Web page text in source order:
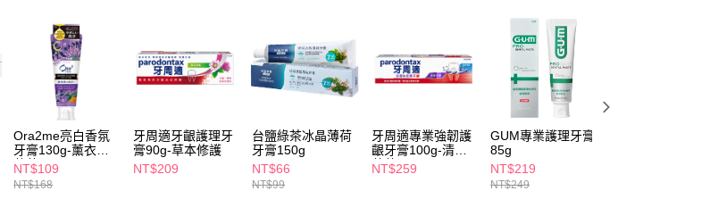
３．收到繳費通知簡訊後14天內，點擊此簡訊中的連結，可透過四大超商
※ 請注意：結帳手續完成當下不需立刻繳費，但若您需要取消訂單，請聯
絡購買商品的店家。未經商家同意取消之訂單仍視為有效，需透過AFTEE
先享後付繳納相關費用。
※ 交易是否成功請以「AFTEE先享後付 」之結帳頁面顯示為準，若有關於
是否繳費成功／繳費後需取消欲退款等相關疑問，請聯繫「AFTEE先享後
付客戶支援中心」https://netprotections.freshdesk.com/support/home
【注意事項】
１．透過由恩沛科技股份有限公司提供之「AFTEE先享後付」服務完成之
交易，需依本服務之必要範圍內提供個人資料，並將交易相關給付款項請
萊爾富取貨付款
每筆NT$65，滿NT$490(含以上)免運費
每筆NT$65，滿NT$490(含以上)免運費
7-11取貨付款
Ora2me亮白香氛
牙膏130g-薰衣草
薄荷
NT$109
NT$168
牙周適牙齦護理牙
膏90g-草本修護
NT$209
台鹽綠茶冰晶薄荷
牙膏150g
NT$66
NT$99
牙周適專業強韌護
齦牙膏100g-清新
薄荷
NT$259
GUM專業護理牙膏
85g
NT$219
NT$249